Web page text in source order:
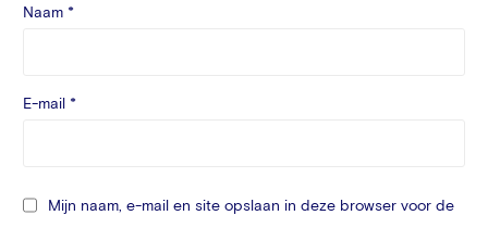
Naam *
E-mail *
Mijn naam, e-mail en site opslaan in deze browser voor de